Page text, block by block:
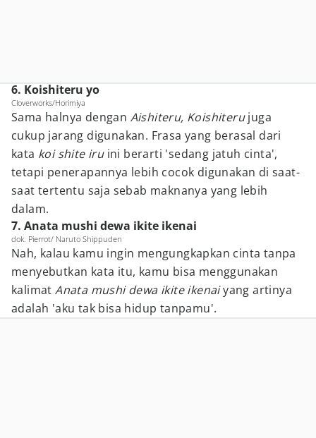
6. Koishiteru yo
Cloverworks/Horimiya
Sama halnya dengan Aishiteru, Koishiterujuga
cukup jarang digunakan. Frasa yang berasal dari
kata koi shite iru ini berarti 'sedang jatuh cinta',
tetapi penerapannya lebih cocok digunakan di saat-
saat tertentu saja sebab maknanya yang lebih
dalam.
7. Anata mushi dewa ikite ikenai
dok. Pierrot/ Naruto Shippuden
Nah, kalau kamu ingin mengungkapkan cinta tanpa
menyebutkan kata itu, kamu bisa menggunakan
kalimatAnata mushi dewa ikite ikenaiyang artinya
adalah 'aku tak bisa hidup tanpamu'.